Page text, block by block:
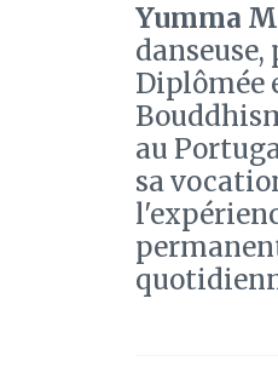
Yumma
Diplômée
au
sa